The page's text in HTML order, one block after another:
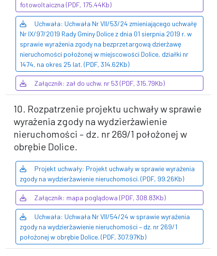
fotowoltaiczna (PDF, 175.44Kb)
Uchwała: Uchwała Nr VII/53/24 zmieniającego uchwałę
Nr IX/97/2019 Rady Gminy Dolice z dnia 01 sierpnia 2019 r. w
sprawie wyrażenia zgody na bezprzetargową dzierżawę
nieruchomości położonej w miejscowości Dolice, działki nr
1474, na okres 25 lat. (PDF, 314.62Kb)
Załącznik: zał do uchw. nr 53 (PDF, 315.79Kb)
10. Rozpatrzenie projektu uchwały w sprawie
wyrażenia zgody na wydzierżawienie
nieruchomości – dz. nr 269/1 położonej w
obrębie Dolice.
Projekt uchwały: Projekt uchwały w sprawie wyrażenia
zgody na wydzierżawienie nieruchomości. (PDF, 99.26Kb)
Załącznik: mapa poglądowa (PDF, 308.83Kb)
Uchwała: Uchwała Nr VII/54/24 w sprawie wyrażenia
zgody na wydzierżawienie nieruchomości – dz. nr 269/1
położonej w obrębie Dolice. (PDF, 307.97Kb)